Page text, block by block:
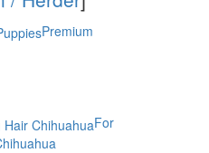
Premium
For